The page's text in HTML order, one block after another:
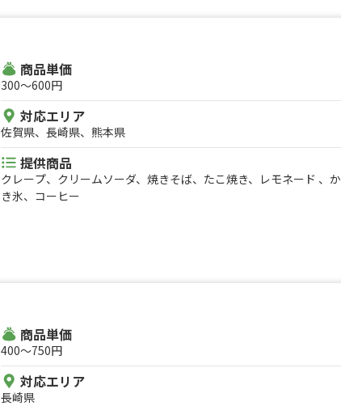
商品単価
300〜600円
対応エリア
佐賀県、長崎県、熊本県
提供商品
クレープ、クリームソーダ、焼きそば、たこ焼き、レモネード 、か
き氷、コーヒー
商品単価
400〜750円
対応エリア
長崎県